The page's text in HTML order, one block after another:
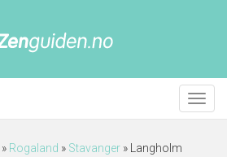
Meny
» Rogaland » Stavanger »
Langholm